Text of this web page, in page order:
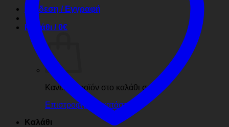
Σύνδεση / Εγγραφή
Καλάθι /0€
Κανένα προϊόν στο καλάθι σας.
Επιστροφή στο κατάστημα
Καλάθι